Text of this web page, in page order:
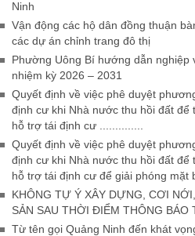
Ninh
Vận động các hộ dân đồng thuận
các dự án chỉnh trang đô thị
Phường Uông Bí hướng dẫn nghiệp
nhiệm kỳ 2026 – 2031
Quyết định về việc phê duyệt
định cư khi Nhà nước thu hồi đất để
hỗ trợ tái định cư ..............
Quyết định về việc phê duyệt
định cư khi Nhà nước thu hồi đất để
hỗ trợ tái định cư để giải phóng mặt
KHÔNG TỰ Ý XÂY DỰNG, CƠI
SẢN SAU THỜI ĐIỂM THÔNG BÁO
Từ tên gọi Quảng Ninh đến khát